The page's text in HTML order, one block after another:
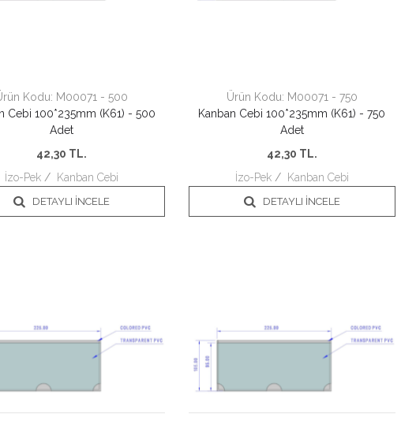
Kodu: M00071 - 500
Cebi 100*235mm (K61) - 500
Adet
42,30 TL.
İzo-Pek/ Kanban Cebi
DETAYLI İNCELE
Ürün Kodu: M00071 - 750
Kanban Cebi 100*235mm (K61) - 750
Adet
42,30 TL.
İzo-Pek/ Kanban Cebi
DETAYLI İNCELE